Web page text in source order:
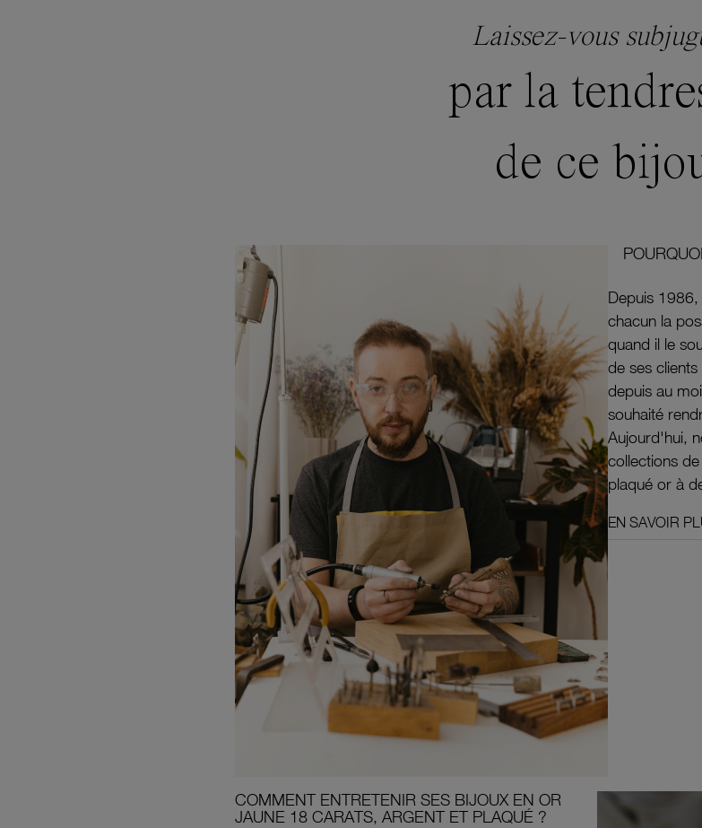
Laissez-vous
par la
de ce
Depuis
chacun la
quand il le
de ses
depuis au
souhaité
Aujourd'hui,
collections
plaqué or à
EN SAVOIR
COMMENT ENTRETENIR SES BIJOUX EN OR
JAUNE 18 CARATS, ARGENT ET PLAQUÉ ?